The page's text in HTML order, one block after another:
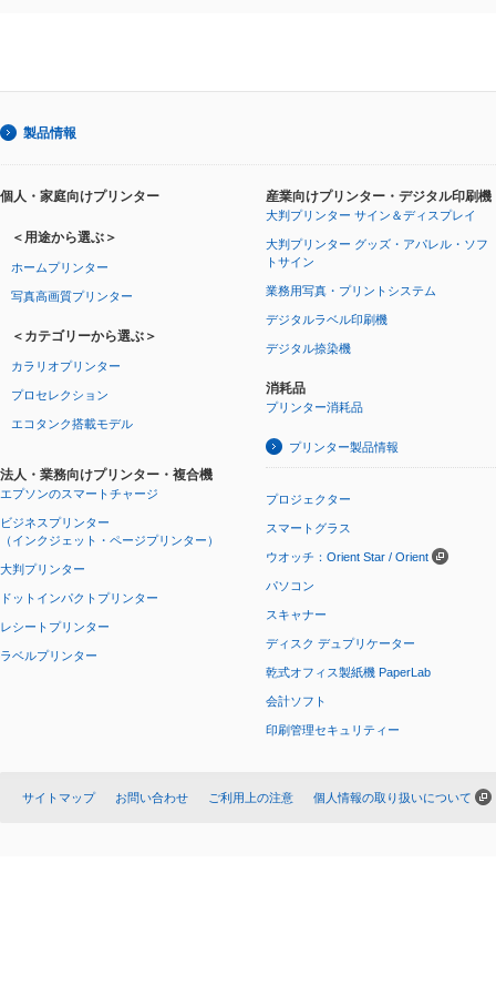
製品情報
個人・家庭向けプリンター
＜用途から選ぶ＞
ホームプリンター
写真高画質プリンター
＜カテゴリーから選ぶ＞
カラリオプリンター
プロセレクション
エコタンク搭載モデル
法人・業務向けプリンター・複合機
エプソンのスマートチャージ
ビジネスプリンター
（インクジェット・ページプリンター）
大判プリンター
ドットインパクトプリンター
レシートプリンター
ラベルプリンター
産業向けプリンター・デジタル印刷機
大判プリンター サイン＆ディスプレイ
大判プリンター グッズ・アパレル・ソフ
トサイン
業務用写真・プリントシステム
デジタルラベル印刷機
デジタル捺染機
消耗品
プリンター消耗品
プリンター製品情報
プロジェクター
スマートグラス
ウオッチ：Orient Star / Orient
パソコン
スキャナー
ディスク デュプリケーター
乾式オフィス製紙機 PaperLab
会計ソフト
印刷管理セキュリティー
サイトマップ お問い合わせ ご利用上の注意 個人情報の取り扱いについて